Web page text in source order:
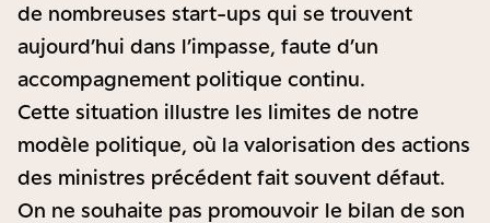
de nombreuses start-ups qui se trouvent
aujourd’hui dans l’impasse, faute d’un
accompagnement politique continu.
Cette situation illustre les limites de notre
modèle politique, où la valorisation des actions
des ministres précédent fait souvent défaut.
On ne souhaite pas promouvoir le bilan de son